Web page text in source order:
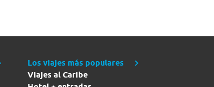
Los viajes más populares
Viajes al Caribe